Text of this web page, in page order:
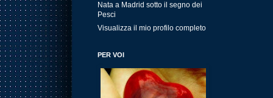
Nata a Madrid sotto il segno dei
Pesci
Visualizza il mio profilo completo
PER VOI